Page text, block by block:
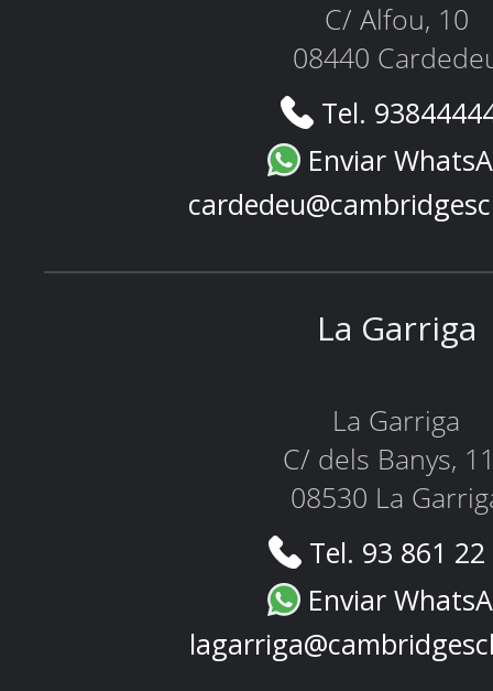
C/ Alfou, 10
08440
Tel.
Enviar
La Garriga
La Garriga
C/ dels Banys,
08530 La
Tel. 93 861
Enviar